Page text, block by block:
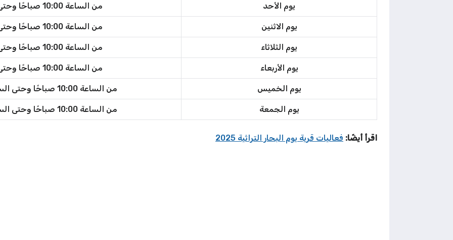
يوم الأحد من الساعة 10:00 صباحًا وحتى الساعة 11:00 مساءً
يوم الاثنين من الساعة 10:00 صباحًا وحتى الساعة 11:00 مساءً
يوم الثلاثاء من الساعة 10:00 صباحًا وحتى الساعة 11:00 مساءً
يوم الأربعاء من الساعة 10:00 صباحًا وحتى الساعة 11:00 مساءً
يوم الخميس من الساعة 10:00 صباحًا وحتى الساعة 12:00 منتصف الليل
يوم الجمعة من الساعة 10:00 صباحًا وحتى الساعة 12:00 منتصف الليل
اقرأ أيضًا: فعاليات قرية يوم البحار التراثية 2025